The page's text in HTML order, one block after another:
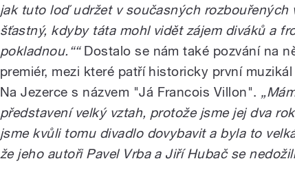
jak tuto loď udržet v současných rozbouřených
šťastný, kdyby táta mohl vidět zájem diváků a
pokladnou.““Dostalo se nám také pozvání na
premiér, mezi které patří historicky první
Na Jezerce s názvem "Já Francois Villon".
představení velký vztah, protože jsme jej dva
jsme kvůli tomu divadlo dovybavit a byla to
že jeho autoři Pavel Vrba a Jiří Hubač se